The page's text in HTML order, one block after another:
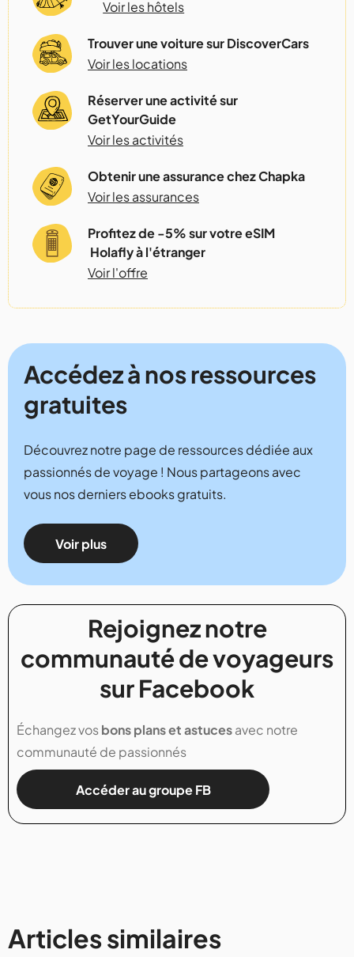
Voir les hôtels
Trouver une voiture sur DiscoverCars
Voir les locations
Réserver une activité sur
GetYourGuide
Voir les activités
Obtenir une assurance chez Chapka
Voir les assurances
Profitez de -5% sur votre eSIM
Holafly à l'étranger
Voir l'offre
Accédez à nos ressources
gratuites
Découvrez notre page de ressources dédiée aux
passionnés de voyage ! Nous partageons avec
vous nos derniers ebooks gratuits.
Voir plus
Rejoignez notre
communauté de voyageurs
sur Facebook
Échangez vosbons plans et astucesavec notre
communauté de passionnés
Accéder au groupe FB
Articles similaires